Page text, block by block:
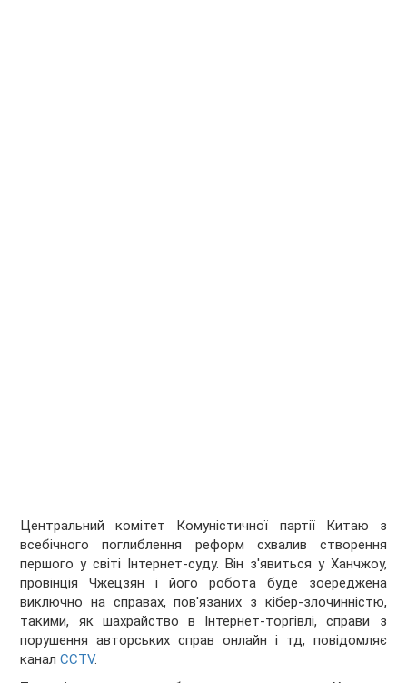
Центральний комітет Комуністичної партії Китаю з
всебічного поглиблення реформ схвалив створення
першого у світі Інтернет-суду. Він з'явиться у Ханчжоу,
провінція Чжецзян і його робота буде зоереджена
виключно на справах, пов'язаних з кібер-злочинністю,
такими, як шахрайство в Інтернет-торгівлі, справи з
порушення авторських справ онлайн і тд, повідомляє
канал CCTV.